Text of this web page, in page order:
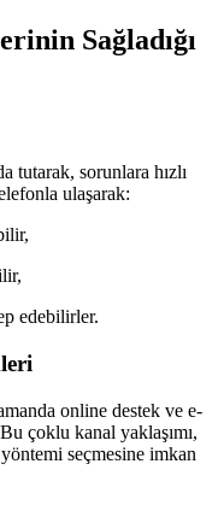
Sağladığı
tutarak, sorunlara hızlı
ulaşarak:
edebilirler.
online destek ve e-
çoklu kanal yaklaşımı,
seçmesine imkan